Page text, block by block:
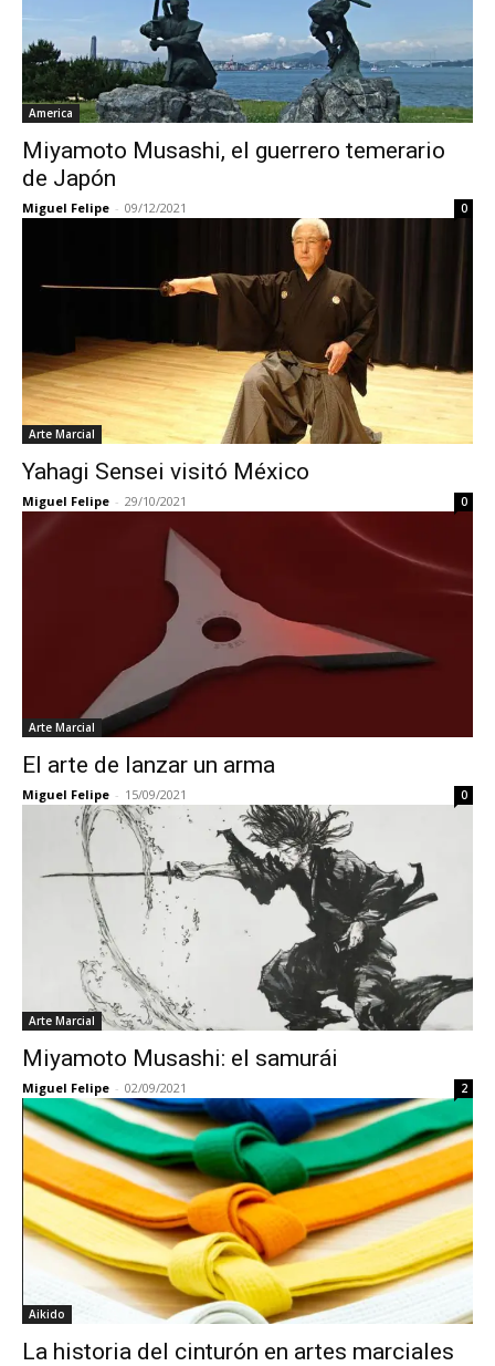
America
Miyamoto Musashi, el guerrero temerario
de Japón
Miguel Felipe - 09/12/2021 0
Arte Marcial
Yahagi Sensei visitó México
Miguel Felipe - 29/10/2021 0
Arte Marcial
El arte de lanzar un arma
Miguel Felipe - 15/09/2021 0
Arte Marcial
Miyamoto Musashi: el samurái
Miguel Felipe - 02/09/2021 2
Aikido
La historia del cinturón en artes marciales